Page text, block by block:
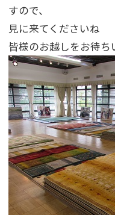
すので、
見に来てくださいね
皆様のお越しをお待ち